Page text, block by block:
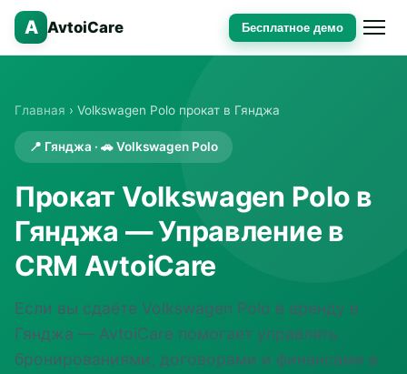
A AvtoiCare Бесплатное демо
Главная › Volkswagen Polo прокат в Гянджа
📍 Гянджа · 🚗 Volkswagen Polo
Прокат Volkswagen Polo в
Гянджа — Управление в
CRM AvtoiCare
Если вы сдаёте Volkswagen Polo в аренду в
Гянджа — AvtoiCare помогает управлять
бронированиями, договорами и финансами в